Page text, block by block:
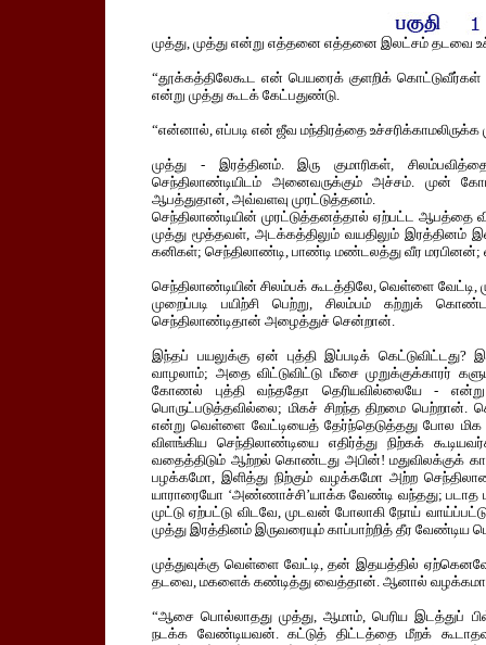
முத்து, முத்து என்று எத்தனை எத்தனை இலட்சம் தடவை
“தூக்கத்திலேகூட என் பெயரைக் குளறிக் கொட்டுவீர்கள்
என்று முத்து கூடக் கேட்பதுண்டு.
“என்னால், எப்படி என் ஜீவ மந்திரத்தை உச்சரிக்காமலிருக்க
முத்து - இரத்தினம். இரு குமாரிகள்,
செந்திலாண்டியிடம் அனைவருக்கும் அச்சம். முன்
ஆபத்துதான், அவ்வளவு முரட்டுத்தனம்.
செந்திலாண்டியின் முரட்டுத்தனத்தால் ஏற்பட்ட ஆபத்தை
முத்து மூத்தவள், அடக்கத்திலும் வயதிலும் இரத்தினம்
கனிகள்; செந்திலாண்டி, பாண்டி மண்டலத்து வீர மரபினன்;
செந்திலாண்டியின் சிலம்பக் கூடத்திலே, வெள்ளை வேட்டி,
முறைப்படி பயிற்சி பெற்று, சிலம்பம் கற்றுக்
செந்திலாண்டிதான் அழைத்துச் சென்றான்.
இந்தப் பயலுக்கு ஏன் புத்தி இப்படிக் கெட்டுவிட்டது?
வாழலாம்; அதை விட்டுவிட்டு மீசை முறுக்குக்காரர்
கோணல் புத்தி வந்ததோ தெரியவில்லையே -
பொருட்படுத்தவில்லை; மிகச் சிறந்த திறமை
என்று வெள்ளை வேட்டியைத் தேர்ந்தெடுத்தது போல
விளங்கிய செந்திலாண்டியை எதிர்த்து நிற்கக்
வதைத்திடும் ஆற்றல் கொண்டது அபின்! மதுவிலக்குக்
பழக்கமோ, இளித்து நிற்கும் வழக்கமோ அற்ற
யாராரையோ ‘அண்ணாச்சி’யாக்க வேண்டி வந்தது; படாத
முட்டு ஏற்பட்டு விடவே, முடவன் போலாகி நோய்
முத்து இரத்தினம் இருவரையும் காப்பாற்றித் தீர வேண்டிய
முத்துவுக்கு வெள்ளை வேட்டி, தன் இதயத்தில் ஏற்கெனவே
தடவை, மகளைக் கண்டித்து வைத்தான். ஆனால்
“ஆசை பொல்லாதது முத்து, ஆமாம், பெரிய
நடக்க வேண்டியவன். கட்டுத் திட்டத்தை மீறக்